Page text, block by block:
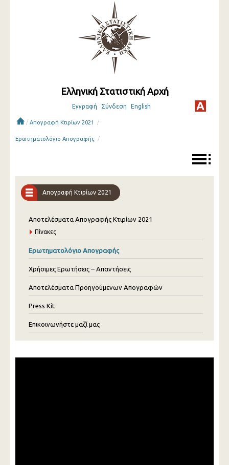
Ελληνική Στατιστική Αρχή
Εγγραφή Σύνδεση English
/ Απογραφή Κτιρίων 2021 /
Ερωτηματολόγιο Απογραφής /
Απογραφή Κτιρίων 2021
Αποτελέσματα Απογραφής Κτιρίων 2021
Πίνακες
Ερωτηματολόγιο Απογραφής
Χρήσιμες Ερωτήσεις – Απαντήσεις
Αποτελέσματα Προηγούμενων Απογραφών
Press Kit
Επικοινωνήστε μαζί μας